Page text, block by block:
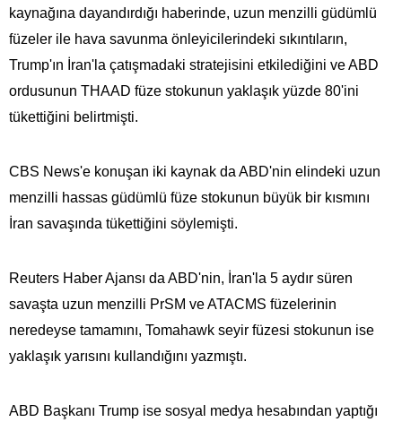
kaynağına dayandırdığı haberinde, uzun menzilli güdümlü
füzeler ile hava savunma önleyicilerindeki sıkıntıların,
Trump'ın İran'la çatışmadaki stratejisini etkilediğini ve ABD
ordusunun THAAD füze stokunun yaklaşık yüzde 80'ini
tükettiğini belirtmişti.
CBS News'e konuşan iki kaynak da ABD'nin elindeki uzun
menzilli hassas güdümlü füze stokunun büyük bir kısmını
İran savaşında tükettiğini söylemişti.
Reuters Haber Ajansı da ABD'nin, İran'la 5 aydır süren
savaşta uzun menzilli PrSM ve ATACMS füzelerinin
neredeyse tamamını, Tomahawk seyir füzesi stokunun ise
yaklaşık yarısını kullandığını yazmıştı.
ABD Başkanı Trump ise sosyal medya hesabından yaptığı